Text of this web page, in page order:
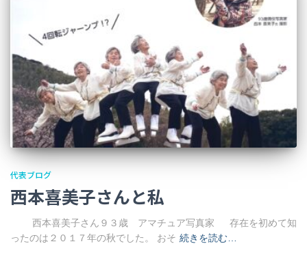
代表ブログ
西本喜美子さんと私
西本喜美子さん９３歳 アマチュア写真家 存在を初めて知
ったのは２０１７年の秋でした。 おそ 続きを読む…